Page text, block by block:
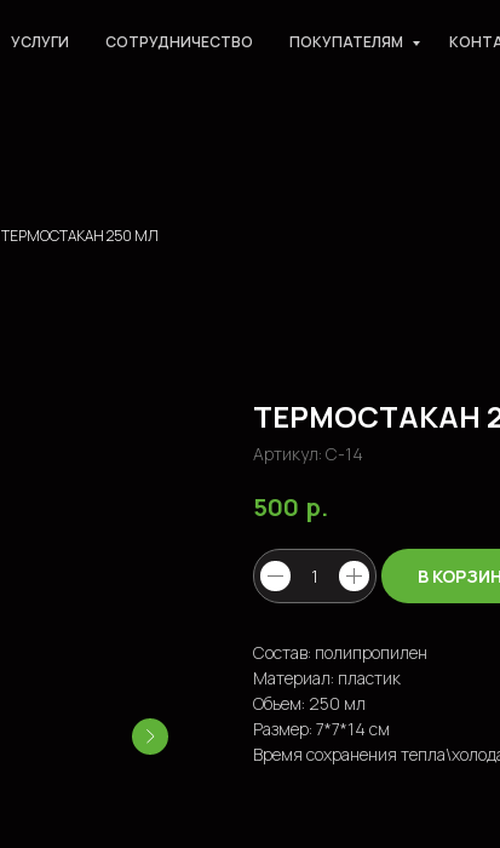
УСЛУГИ СОТРУДНИЧЕСТВО ПОКУПАТЕЛЯМ
ТЕРМОСТАКАН 250 МЛ
ТЕРМОСТАКАН
Артикул: С-14
500 р.
В
Состав: полипропилен
Материал: пластик
Обьем: 250 мл
Размер: 7*7*14 см
Время сохранения